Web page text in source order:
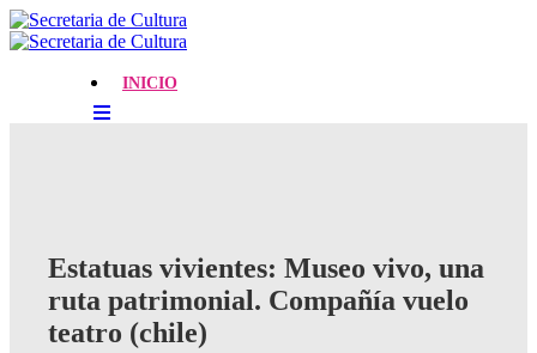
INICIO
Estatuas vivientes: Museo vivo, una
ruta patrimonial. Compañía vuelo
teatro (chile)